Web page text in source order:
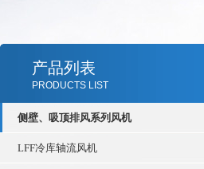
产品列表
PRODUCTS LIST
侧壁、吸顶排风系列风机
LFF冷库轴流风机